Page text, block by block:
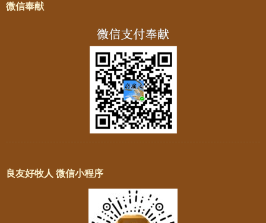
微信奉献
良友好牧人 微信小程序